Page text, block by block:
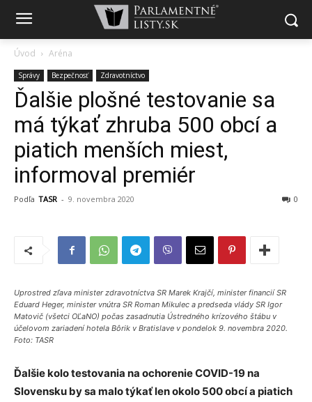
Úvod Aréna
Správy Bezpečnosť Zdravotníctvo
Ďalšie plošné testovanie sa
má týkať zhruba 500 obcí a
piatich menších miest,
informoval premiér
Podľa TASR - 9. novembra 2020 0
Uprostred zľava minister zdravotníctva SR Marek Krajčí, minister financií SR
Eduard Heger, minister vnútra SR Roman Mikulec a predseda vlády SR Igor
Matovič (všetci OĽaNO) počas zasadnutia Ústredného krízového štábu v
účelovom zariadení hotela Bôrik v Bratislave v pondelok 9. novembra 2020.
Foto: TASR
Ďalšie kolo testovania na ochorenie COVID-19 na
Slovensku by sa malo týkať len okolo 500 obcí a piatich